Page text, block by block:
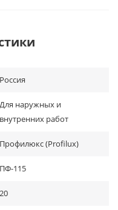
Россия
Для наружных и
внутренних работ
Профилюкс (Profilux)
ПФ-115
20